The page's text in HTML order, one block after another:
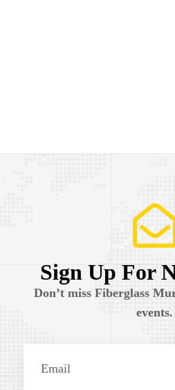
Sign Up For
Don’t miss Fiberglass
events.